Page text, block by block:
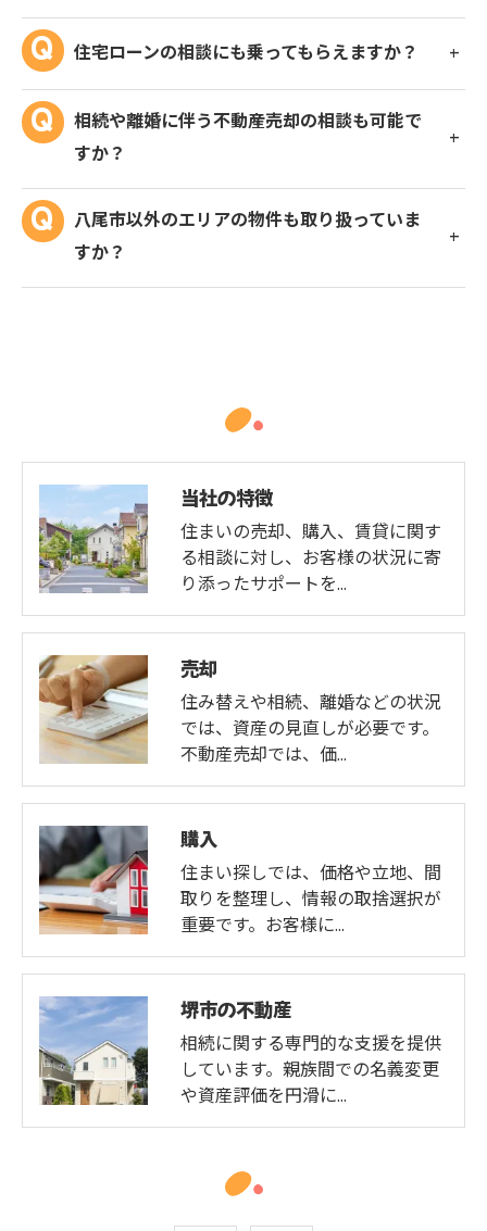
住宅ローンの相談にも乗ってもらえますか？
相続や離婚に伴う不動産売却の相談も可能で
すか？
八尾市以外のエリアの物件も取り扱っていま
すか？
当社の特徴
住まいの売却、購入、賃貸に関す
る相談に対し、お客様の状況に寄
り添ったサポートを…
売却
住み替えや相続、離婚などの状況
では、資産の見直しが必要です。
不動産売却では、価…
購入
住まい探しでは、価格や立地、間
取りを整理し、情報の取捨選択が
重要です。お客様に…
堺市の不動産
相続に関する専門的な支援を提供
しています。親族間での名義変更
や資産評価を円滑に…